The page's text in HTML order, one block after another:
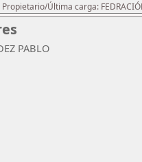
Última carga:
PABLO